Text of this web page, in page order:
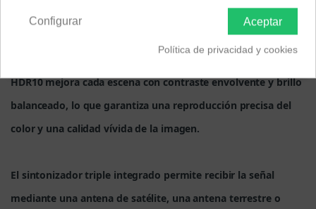
Sumérgete en la calidad de imagen pura y nítida de 4K UHD
y ve cada detalle con una increíble resolución. La tecnología
HDR10 mejora cada escena con contraste envolvente y brillo
balanceado, lo que garantiza una reproducción precisa del
color y una calidad vívida de la imagen.
El sintonizador triple integrado permite recibir la señal
mediante una antena de satélite, una antena terrestre o
Aceptar
Configurar
Política de privacidad y cookies